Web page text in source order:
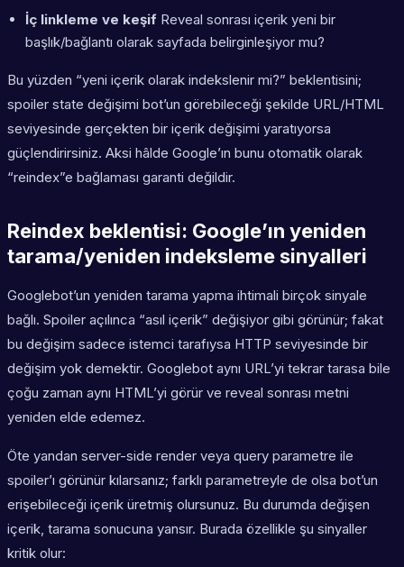
İç linkleme ve keşif Reveal sonrası içerik yeni bir
başlık/bağlantı olarak sayfada belirginleşiyor mu?
Bu yüzden “yeni içerik olarak indekslenir mi?” beklentisini;
spoiler state değişimi bot’un görebileceği şekilde URL/HTML
seviyesinde gerçekten bir içerik değişimi yaratıyorsa
güçlendirirsiniz. Aksi hâlde Google’ın bunu otomatik olarak
“reindex”e bağlaması garanti değildir.
Reindex beklentisi: Google’ın yeniden
tarama/yeniden indeksleme sinyalleri
Googlebot’un yeniden tarama yapma ihtimali birçok sinyale
bağlı. Spoiler açılınca “asıl içerik” değişiyor gibi görünür; fakat
bu değişim sadece istemci tarafıysa HTTP seviyesinde bir
değişim yok demektir. Googlebot aynı URL’yi tekrar tarasa bile
çoğu zaman aynı HTML’yi görür ve reveal sonrası metni
yeniden elde edemez.
Öte yandan server-side render veya query parametre ile
spoiler’ı görünür kılarsanız; farklı parametreyle de olsa bot’un
erişebileceği içerik üretmiş olursunuz. Bu durumda değişen
içerik, tarama sonucuna yansır. Burada özellikle şu sinyaller
kritik olur: